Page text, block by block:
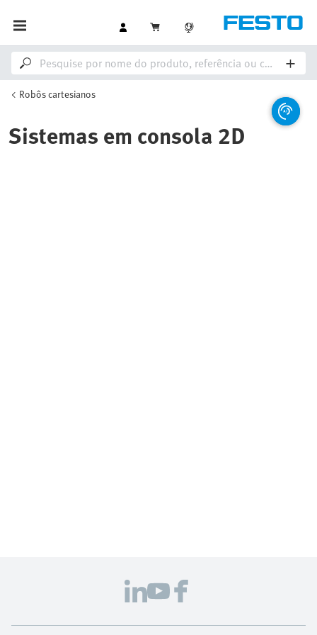
Robôs cartesianos
Sistemas em consola 2D